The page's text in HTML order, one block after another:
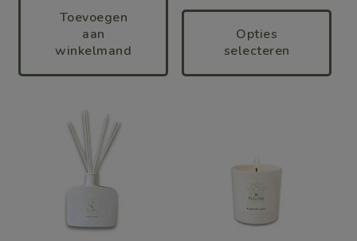
Toevoegen
aan
winkelmand
productpagina
Opties
selecteren
op
productpagina